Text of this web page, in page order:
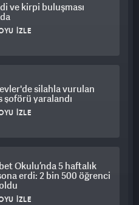
ve kirpi buluşması
İZLE
silahla vurulan
şoförü yaralandı
İZLE
Okulu’nda 5 haftalık
erdi: 2 bin 500 öğrenci
İZLE